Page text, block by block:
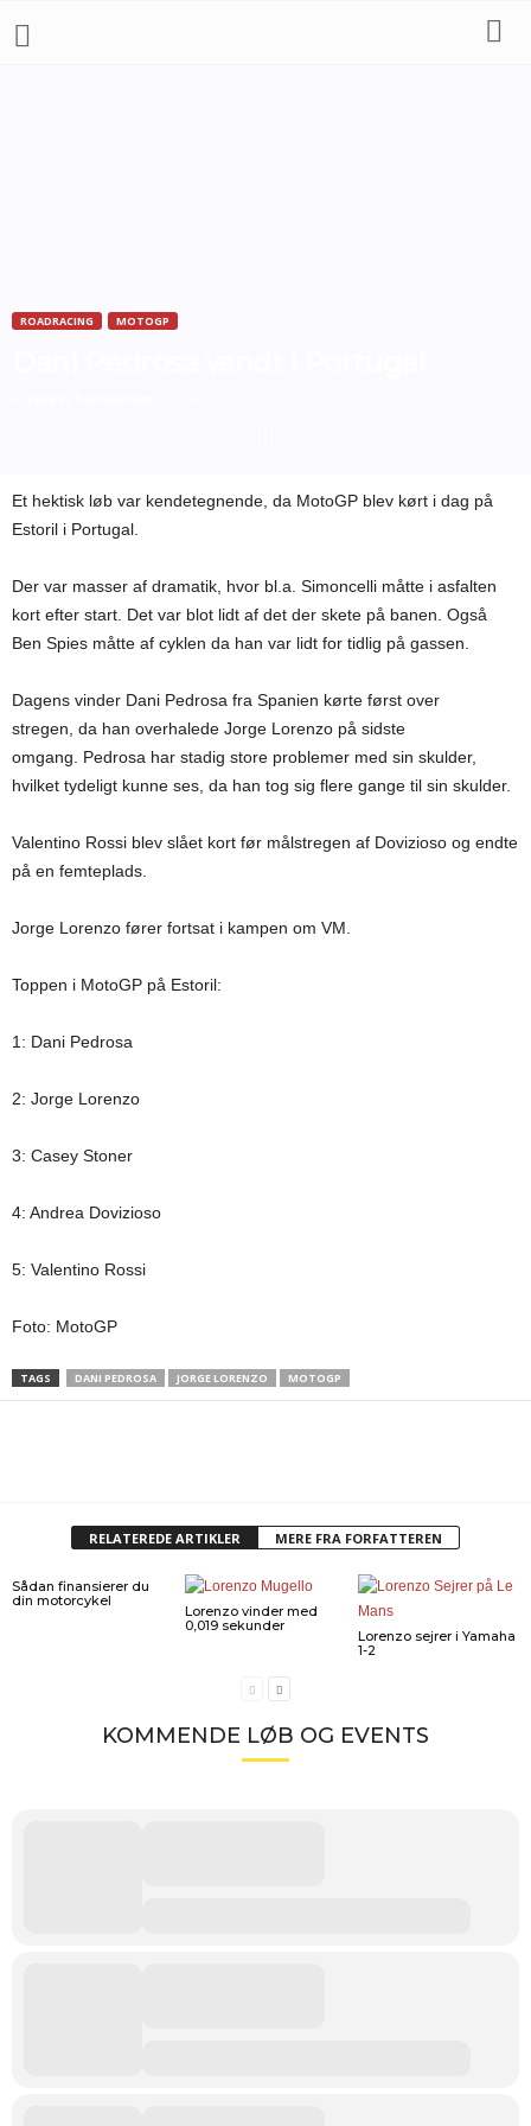
ROADRACING MOTOGP
Et hektisk løb var kendetegnende, da MotoGP blev kørt i dag på
Estoril i Portugal.
Der var masser af dramatik, hvor bl.a. Simoncelli måtte i asfalten
kort efter start. Det var blot lidt af det der skete på banen. Også
Ben Spies måtte af cyklen da han var lidt for tidlig på gassen.
Dagens vinder Dani Pedrosa fra Spanien kørte først over
stregen, da han overhalede Jorge Lorenzo på sidste
omgang. Pedrosa har stadig store problemer med sin skulder,
hvilket tydeligt kunne ses, da han tog sig flere gange til sin skulder.
Valentino Rossi blev slået kort før målstregen af Dovizioso og endte
på en femteplads.
Jorge Lorenzo fører fortsat i kampen om VM.
Toppen i MotoGP på Estoril:
1: Dani Pedrosa
2: Jorge Lorenzo
3: Casey Stoner
4: Andrea Dovizioso
5: Valentino Rossi
Foto: MotoGP
TAGS DANI PEDROSA JORGE LORENZO MOTOGP
RELATEREDE ARTIKLER MERE FRA FORFATTEREN
Sådan finansierer du
din motorcykel
Lorenzo vinder med
0,019 sekunder
Lorenzo sejrer i Yamaha
1-2
KOMMENDE LØB OG EVENTS